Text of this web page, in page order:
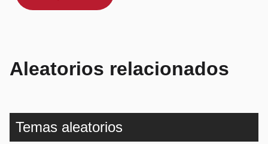
Aleatorios relacionados
Temas aleatorios